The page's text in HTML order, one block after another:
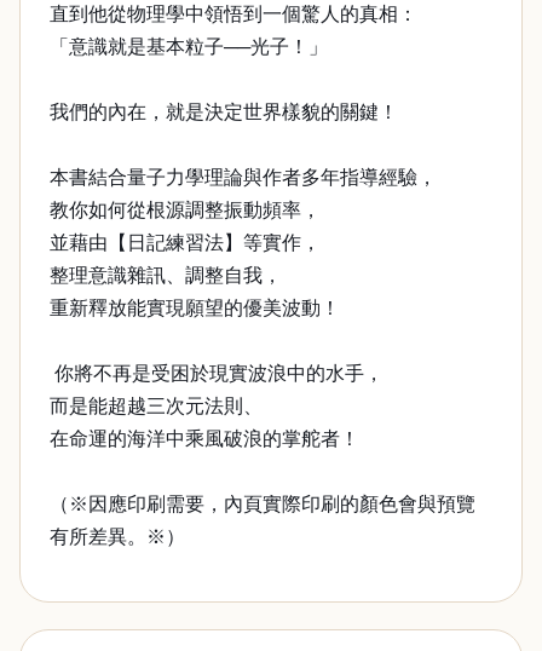
直到他從物理學中領悟到一個驚人的真相：
「意識就是基本粒子──光子！」
我們的內在，就是決定世界樣貌的關鍵！
本書結合量子力學理論與作者多年指導經驗，
教你如何從根源調整振動頻率，
並藉由【日記練習法】等實作，
整理意識雜訊、調整自我，
重新釋放能實現願望的優美波動！
你將不再是受困於現實波浪中的水手，
而是能超越三次元法則、
在命運的海洋中乘風破浪的掌舵者！
（※因應印刷需要，內頁實際印刷的顏色會與預覽
有所差異。※）